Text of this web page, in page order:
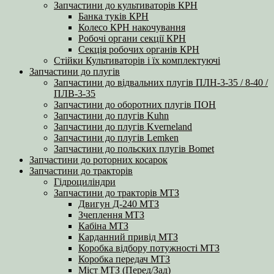
Запчастини до культиваторів КРН
Банка туків КРН
Колесо КРН накочування
Робочі органи секції КРН
Секція робочих органів КРН
Стійки Культиваторів і їх комплектуючі
Запчастини до плугів
Запчастини до відвальних плугів ПЛН-3-35 / 8-40 /
ПЛВ-3-35
Запчастини до оборотних плугів ПОН
Запчастини до плугів Kuhn
Запчастини до плугів Kverneland
Запчастини до плугів Lemken
Запчастини до польских плугів Bomet
Запчастини до роторних косарок
Запчастини до тракторів
Гідроциліндри
Запчастини до тракторів МТЗ
Двигун Д-240 МТЗ
Зчеплення МТЗ
Кабіна МТЗ
Карданний привід МТЗ
Коробка відбору потужності МТЗ
Коробка передач МТЗ
Міст МТЗ (Перед/Зад)